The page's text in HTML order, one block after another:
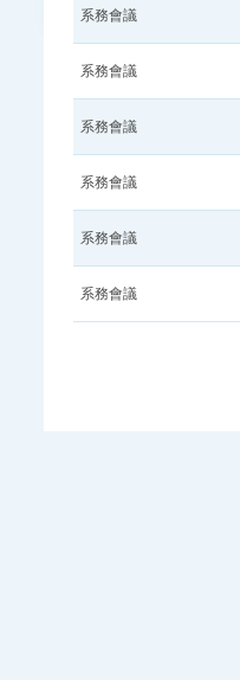
系務會議
系務會議
系務會議
系務會議
系務會議
系務會議